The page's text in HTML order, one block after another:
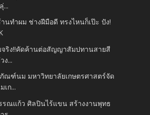
...
นทำผม ช่างฝีมือดี ทรงไหนก็เป๊ะ ปัง!
จริง!!คัดค้านต่อสัญญาสัมปทานสายสี
ง...
ณฑ์นม มหาวิทยาลัยเกษตรศาสตร์จัด
เก...
รณแก้ว ศิลปินไร้แขน สร้างงานพุทธ